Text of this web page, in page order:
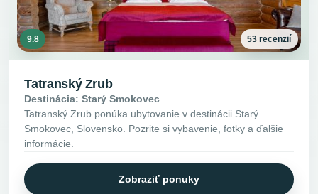
9.8 53 recenzií
Tatranský Zrub
Destinácia: Starý Smokovec
Tatranský Zrub ponúka ubytovanie v destinácii Starý
Smokovec, Slovensko. Pozrite si vybavenie, fotky a ďalšie
informácie.
Zobraziť ponuky